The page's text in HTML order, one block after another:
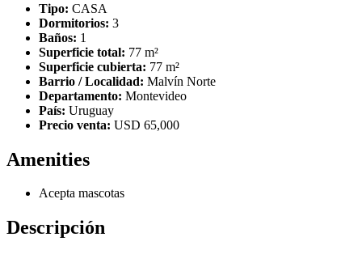
Tipo: CASA
Dormitorios: 3
Baños: 1
Superficie total: 77 m²
Superficie cubierta: 77 m²
Barrio / Localidad: Malvín Norte
Departamento: Montevideo
País: Uruguay
Precio venta: USD 65,000
Amenities
Acepta mascotas
Descripción